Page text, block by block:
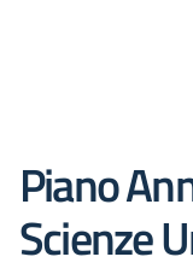
Piano
Scienze